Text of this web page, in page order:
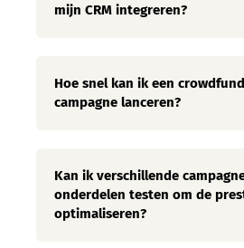
mijn CRM integreren?
Hoe snel kan ik een
campagne lanceren?
Kan ik verschillende
onderdelen testen om de
optimaliseren?